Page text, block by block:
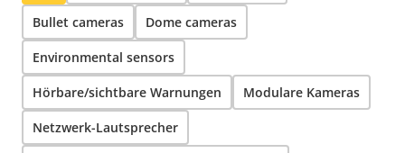
Bullet cameras Dome cameras
Environmental sensors
Hörbare/sichtbare Warnungen Modulare Kameras
Netzwerk-Lautsprecher